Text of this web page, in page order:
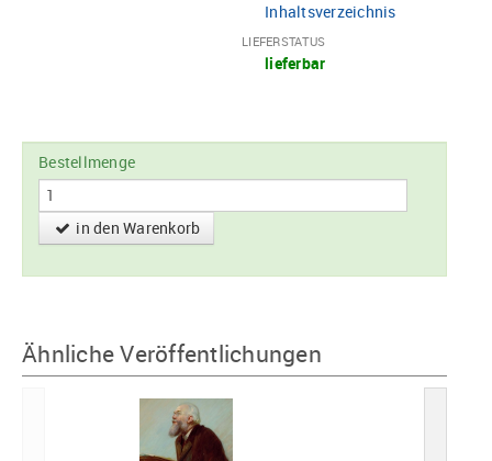
Inhaltsverzeichnis
LIEFERSTATUS
lieferbar
Bestellmenge
in den Warenkorb
Ähnliche Veröffentlichungen